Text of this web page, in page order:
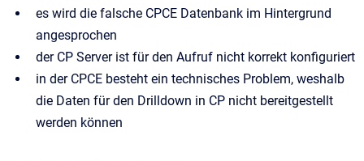
es wird die falsche CPCE Datenbank im Hintergrund
angesprochen
der CP Server ist für den Aufruf nicht korrekt konfiguriert
in der CPCE besteht ein technisches Problem, weshalb
die Daten für den Drilldown in CP nicht bereitgestellt
werden können